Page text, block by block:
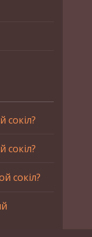
сокіл?
сокіл?
сокіл?